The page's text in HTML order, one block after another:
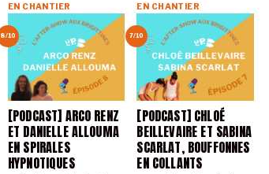
8/10
[PODCAST] ARCO RENZ
ET DANIELLE ALLOUMA
EN SPIRALES
HYPNOTIQUES
EN CHANTIER
7/10
[PODCAST] CHLOÉ
BEILLEVAIRE ET SABINA
SCARLAT, BOUFFONNES
EN COLLANTS
EN CHANTIER